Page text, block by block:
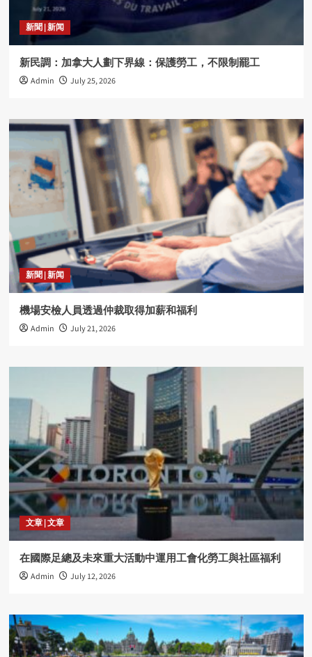
新聞 | 新闻
新民調：加拿大人劃下界線：保護勞工，不限制罷工
Admin July 25, 2026
新聞 | 新闻
機場安檢人員透過仲裁取得加薪和福利
Admin July 21, 2026
文章 | 文章
在國際足總及未來重大活動中運用工會化勞工與社區福利
Admin July 12, 2026